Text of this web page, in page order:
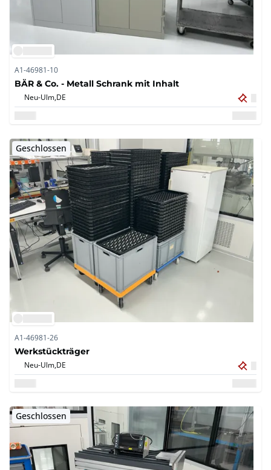
A1-46981-10
BÄR & Co. - Metall Schrank mit Inhalt
Neu-Ulm,DE
Geschlossen
A1-46981-26
Werkstückträger
Neu-Ulm,DE
Geschlossen